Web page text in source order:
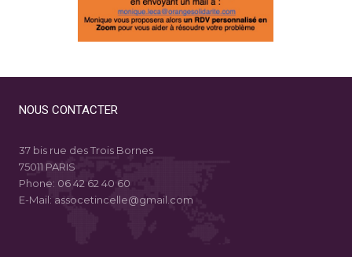
NOUS CONTACTER
37 bis rue des Trois Bornes
75011 PARIS
Phone: 06 42 62 40 60
E-Mail: assocetincelle@gmail.com